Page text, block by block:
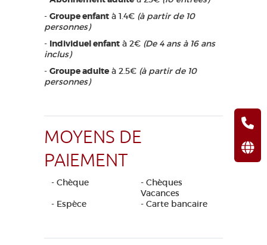
- Groupe enfant à 1.4€ (à partir de 10
personnes)
- Individuel enfant à 2€ (De 4 ans à 16 ans
inclus)
- Groupe adulte à 2.5€ (à partir de 10
personnes)
MOYENS DE
PAIEMENT
- Chèque
- Chèques
Vacances
- Espèce
- Carte bancaire